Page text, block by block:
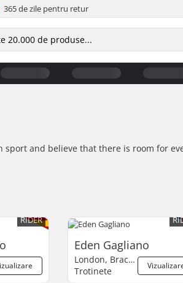
365 de zile pentru retur
and believe that there is room for
RIDER
Eden Gagliano
London, Bracknell
Trotinete